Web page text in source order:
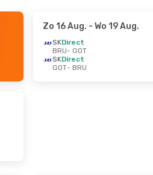
Zo 16 Aug. - Wo 19 Aug.
SKDirect
BRU- GOT
SKDirect
GOT- BRU